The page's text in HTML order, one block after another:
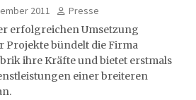
2011
Presse
erfolgreichen Umsetzung
Projekte bündelt die Firma
ihre Kräfte und bietet erstmals
einer breiteren